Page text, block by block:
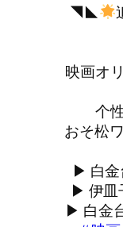
◥◣
映画オ
个
おそ松
▶ 白金
▶ 伊皿
▶ 白金